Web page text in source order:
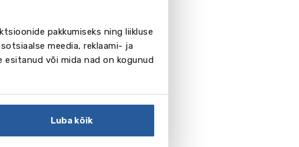
pakkumiseks ning liikluse
meedia, reklaami- ja
esitanud või mida nad on kogunud
Luba kõik